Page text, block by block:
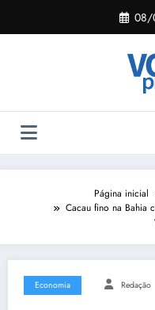
o
08/
Página inicial
Cacau fino na Bahia
Economia Redação